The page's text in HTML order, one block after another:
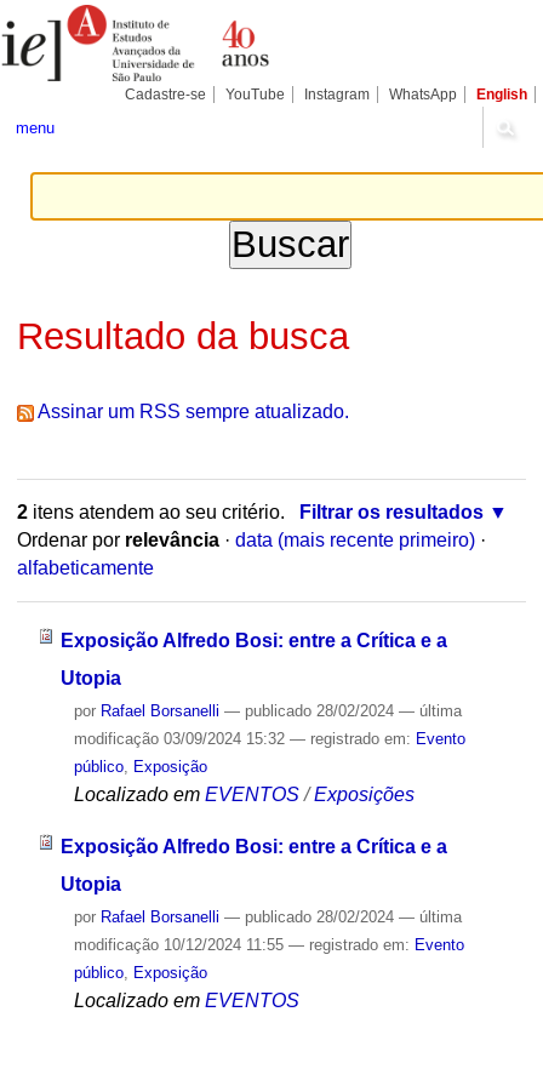
para
conteúdo.
Pessoais
Cadastre-se YouTube Instagram WhatsApp English
menu
Resultado da busca
Assinar um RSS sempre atualizado.
2itens atendem ao seu critério.
Filtrar os resultados
Ordenar por relevância · data (mais recente primeiro) ·
alfabeticamente
Exposição Alfredo Bosi: entre a Crítica e a
Utopia
por Rafael Borsanelli — publicado28/02/2024 — última
modificação03/09/2024 15:32 — registrado em: Evento
público, Exposição
Localizado em EVENTOS /Exposições
Exposição Alfredo Bosi: entre a Crítica e a
Utopia
por Rafael Borsanelli — publicado28/02/2024 — última
modificação10/12/2024 11:55 — registrado em: Evento
público, Exposição
Localizado em EVENTOS